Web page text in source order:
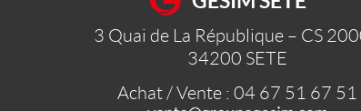
3 Quai de La République – CS
34200 SETE
Achat / Vente : 04 67 51 67 51